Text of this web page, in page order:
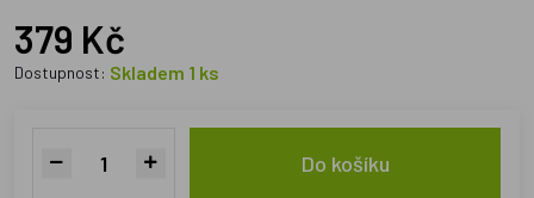
379 Kč
Dostupnost: Skladem 1 ks
Do košíku